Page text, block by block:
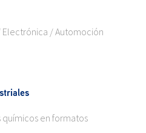
/ Automoción
en formatos